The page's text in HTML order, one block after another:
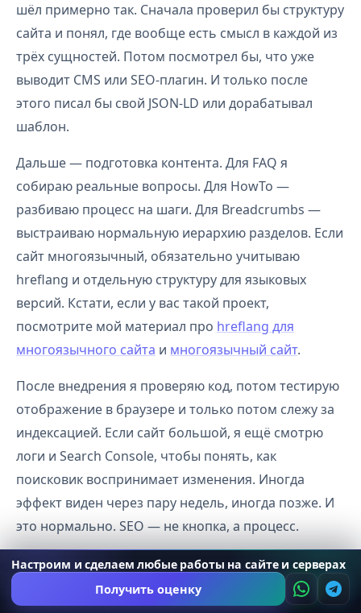
шёл примерно так. Сначала проверил бы структуру
сайта и понял, где вообще есть смысл в каждой из
трёх сущностей. Потом посмотрел бы, что уже
выводит CMS или SEO-плагин. И только после
этого писал бы свой JSON-LD или дорабатывал
шаблон.
Дальше — подготовка контента. Для FAQ я
собираю реальные вопросы. Для HowTo —
разбиваю процесс на шаги. Для Breadcrumbs —
выстраиваю нормальную иерархию разделов. Если
сайт многоязычный, обязательно учитываю
hreflang и отдельную структуру для языковых
версий. Кстати, если у вас такой проект,
посмотрите мой материал про hreflang для
многоязычного сайта и многоязычный сайт.
После внедрения я проверяю код, потом тестирую
отображение в браузере и только потом слежу за
индексацией. Если сайт большой, я ещё смотрю
логи и Search Console, чтобы понять, как
поисковик воспринимает изменения. Иногда
эффект виден через пару недель, иногда позже. И
это нормально. SEO — не кнопка, а процесс.
Если у вас нет внутренней команды и нужно
аккуратно внедрить всё без сюрпризов, я обычно
советую не экспериментировать на проде, а
Настроим и сделаем любые работы на сайте и серверах
Получить оценку